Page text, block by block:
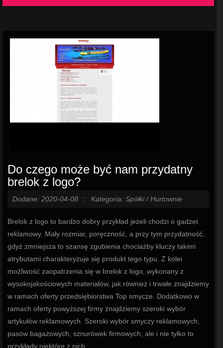
Do czego może być nam przydatny
brelok z logo?
Dodane: 2020-04-08 :: Kategoria: Spółki / Hurtownie
Brelok z logo to bardzo dobry przykład jeżeli chodzi o gadżet
reklamowy. Mały rozmiar, poręczność, a przy tym przydatność,
gdyż zmniejsza to szansę zgubienia chociażby kluczy takimi
atrybutami charakteryzuje się produkt tego typu. Z kolei
możliwość zaopatrzenia się w brelok z logo, wykonany z
wysokojakościowych materiałów, jak również i trwałe znajdziemy
w ramach oferty przedsiębiorstwa Top smycze. Dodatkowo w
ramach oferty powyższej firmy znajdziemy szeroki wybór
artykułów reklamowych. Szeroki wybór smyczy reklamowych,
pasów bagażowych, sznurówek firmowych, ale i nie tylko to
przykłady niektóre z nich.